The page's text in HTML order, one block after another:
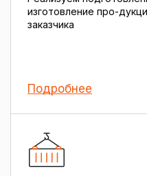
изготовление про-
заказчика
Подробнее